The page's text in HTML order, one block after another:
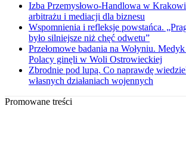
Izba Przemysłowo-Handlowa w
arbitrażu i mediacji dla biznesu
Wspomnienia i refleksje powstańca.
było silniejsze niż chęć odwetu”
Przełomowe badania na Wołyniu.
Polacy ginęli w Woli Ostrowieckiej
Zbrodnie pod lupą. Co naprawdę
własnych działaniach wojennych
Promowane treści